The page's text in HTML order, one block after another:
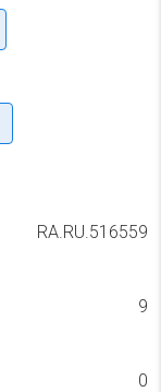
RA.RU.516559
9
0